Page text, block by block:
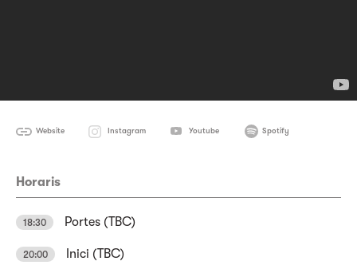
Website Instagram Youtube Spotify
Horaris
18:30 Portes (TBC)
20:00 Inici (TBC)